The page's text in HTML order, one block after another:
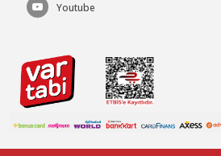
Youtube